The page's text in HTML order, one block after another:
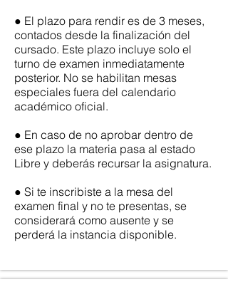
● El plazo para rendir es de 3 meses,
contados desde la finalización del
cursado. Este plazo incluye solo el
turno de examen inmediatamente
posterior. No se habilitan mesas
especiales fuera del calendario
académico oficial.
● En caso de no aprobar dentro de
ese plazo la materia pasa al estado
Libre y deberás recursar la asignatura.
● Si te inscribiste a la mesa del
examen final y no te presentas, se
considerará como ausente y se
perderá la instancia disponible.